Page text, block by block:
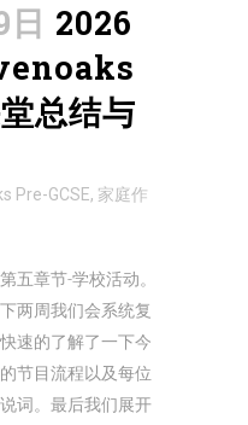
2026
总结与
Pre-GCSE, 家庭作
五章节-学校活动。
两周我们会系统复
速的了解了一下今
节目流程以及每位
词。最后我们展开